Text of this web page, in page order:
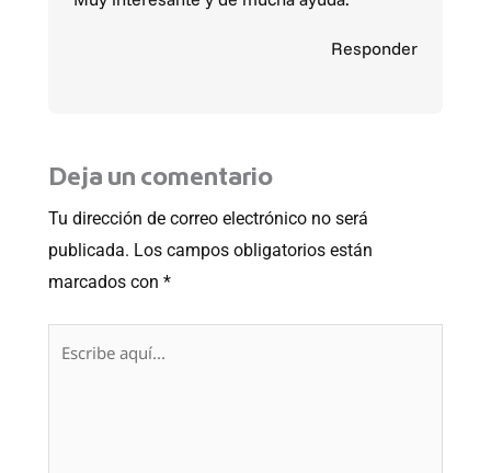
Responder
Deja un comentario
Tu dirección de correo electrónico no será
publicada. Los campos obligatorios están
marcados con *